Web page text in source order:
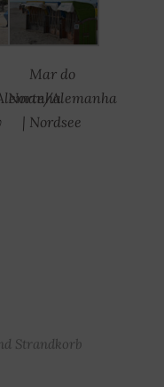
Mar do
Norte/Alemanha
| Nordsee
Strandkorb